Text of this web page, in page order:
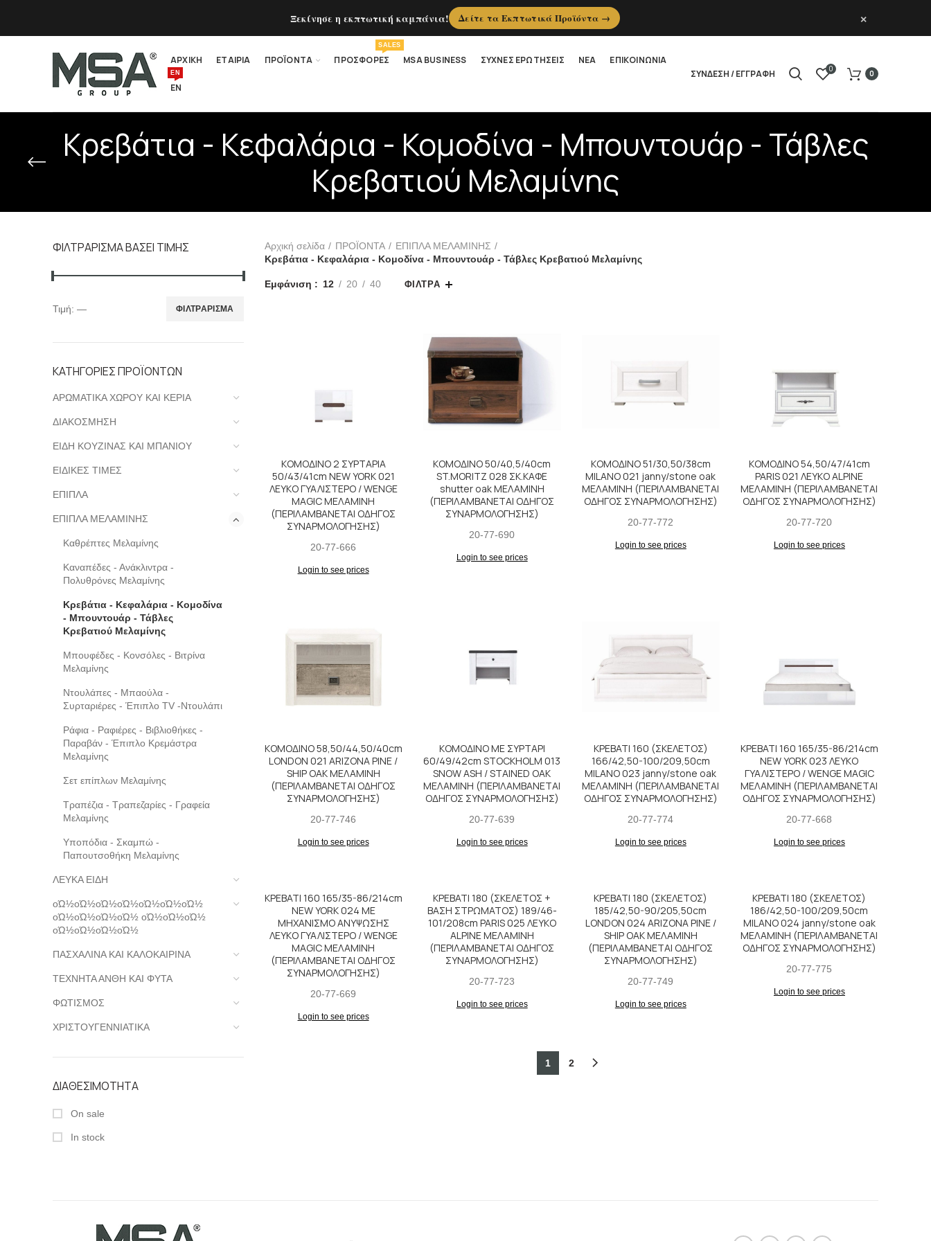
ΑΡΧΙΚΗ ΕΤΑΙΡΙΑ ΠΡΟΪΟΝΤΑ ΠΡΟΣΦΟΡΕΣ
SALES
MSA BUSINESS ΣΥΧΝΕΣ ΕΡΩΤΗΣΕΙΣ ΝΕΑ ΕΠΙΚΟΙΝΩΝΙΑ
EN
EN ΣΥΝΔΕΣΗ / ΕΓΓΡΑΦΗ 0
0
Κρεβάτια - Κεφαλάρια - Κομοδίνα - Μπουντουάρ - Τάβλες
Κρεβατιού Μελαμίνης
ΦΙΛΤΡΆΡΙΣΜΑ ΒΆΣΕΙ ΤΙΜΉΣ
ΦΙΛΤΡΆΡΙΣΜΑ
Τιμή: —
ΚΑΤΗΓΟΡΙΕΣ ΠΡΟΪΟΝΤΩΝ
ΑΡΩΜΑΤΙΚΑ ΧΩΡΟΥ ΚΑΙ ΚΕΡΙΑ
ΔΙΑΚΟΣΜΗΣΗ
ΕΙΔΗ ΚΟΥΖΙΝΑΣ ΚΑΙ ΜΠΑΝΙΟΥ
ΕΙΔΙΚΕΣ ΤΙΜΕΣ
ΕΠΙΠΛΑ
ΕΠΙΠΛΑ ΜΕΛΑΜΙΝΗΣ
Καθρέπτες Μελαμίνης
Καναπέδες - Ανάκλιντρα -
Πολυθρόνες Μελαμίνης
Κρεβάτια - Κεφαλάρια - Κομοδίνα
- Μπουντουάρ - Τάβλες
Κρεβατιού Μελαμίνης
Μπουφέδες - Κονσόλες - Βιτρίνα
Μελαμίνης
Ντουλάπες - Μπαούλα -
Συρταριέρες - Έπιπλο TV -Ντουλάπι
Ράφια - Ραφιέρες - Βιβλιοθήκες -
Παραβάν - Έπιπλο Κρεμάστρα
Μελαμίνης
Σετ επίπλων Μελαμίνης
Τραπέζια - Τραπεζαρίες - Γραφεία
Μελαμίνης
Υποπόδια - Σκαμπώ -
Παπουτσοθήκη Μελαμίνης
ΛΕΥΚΑ ΕΙΔΗ
οΏ½οΏ½οΏ½οΏ½οΏ½οΏ½οΏ½
οΏ½οΏ½οΏ½οΏ½ οΏ½οΏ½οΏ½
οΏ½οΏ½οΏ½οΏ½
ΠΑΣΧΑΛΙΝΑ ΚΑΙ ΚΑΛΟΚΑΙΡΙΝΑ
ΤΕΧΝΗΤΑ ΑΝΘΗ ΚΑΙ ΦΥΤΑ
ΦΩΤΙΣΜΟΣ
ΧΡΙΣΤΟΥΓΕΝΝΙΑΤΙΚΑ
ΔΙΑΘΕΣΙΜΟΤΗΤΑ
On sale
In stock
Αρχική σελίδα ΠΡΟΪΟΝΤΑ
ΕΠΙΠΛΑ ΜΕΛΑΜΙΝΗΣ
Κρεβάτια - Κεφαλάρια - Κομοδίνα - Μπουντουάρ - Τάβλες Κρεβατιού Μελαμίνης
Εμφάνιση 12 20 40 ΦΊΛΤΡΑ
ΚΟΜΟΔΙΝΟ 2 ΣΥΡΤΑΡΙΑ
50/43/41cm NEW YORK 021
ΛΕΥΚΟ ΓΥΑΛΙΣΤΕΡΟ / WENGE
MAGIC ΜΕΛΑΜΙΝΗ
(ΠΕΡΙΛΑΜΒΑΝΕΤΑΙ ΟΔΗΓΟΣ
ΣΥΝΑΡΜΟΛΟΓΗΣΗΣ)
20-77-666
Login to see prices
ΚΟΜΟΔΙΝΟ 50/40,5/40cm
ST.MORITZ 028 ΣΚ.ΚΑΦΕ
shutter oak ΜΕΛΑΜΙΝΗ
(ΠΕΡΙΛΑΜΒΑΝΕΤΑΙ ΟΔΗΓΟΣ
ΣΥΝΑΡΜΟΛΟΓΗΣΗΣ)
20-77-690
Login to see prices
ΚΟΜΟΔΙΝΟ 51/30,50/38cm
MILANO 021 janny/stone oak
ΜΕΛΑΜΙΝΗ (ΠΕΡΙΛΑΜΒΑΝΕΤΑΙ
ΟΔΗΓΟΣ ΣΥΝΑΡΜΟΛΟΓΗΣΗΣ)
20-77-772
Login to see prices
ΚΟΜΟΔΙΝΟ 54,50/47/41cm
PARIS 021 ΛΕΥΚΟ ALPINE
ΜΕΛΑΜΙΝΗ (ΠΕΡΙΛΑΜΒΑΝΕΤΑΙ
ΟΔΗΓΟΣ ΣΥΝΑΡΜΟΛΟΓΗΣΗΣ)
20-77-720
Login to see prices
ΚΟΜΟΔΙΝΟ 58,50/44,50/40cm
LONDON 021 ARIZONA PINE /
SHIP OAK ΜΕΛΑΜΙΝΗ
(ΠΕΡΙΛΑΜΒΑΝΕΤΑΙ ΟΔΗΓΟΣ
ΣΥΝΑΡΜΟΛΟΓΗΣΗΣ)
20-77-746
Login to see prices
ΚΟΜΟΔΙΝΟ ΜΕ ΣΥΡΤΑΡΙ
60/49/42cm STOCKHOLM 013
SNOW ASH / STAINED OAK
ΜΕΛΑΜΙΝΗ (ΠΕΡΙΛΑΜΒΑΝΕΤΑΙ
ΟΔΗΓΟΣ ΣΥΝΑΡΜΟΛΟΓΗΣΗΣ)
20-77-639
Login to see prices
ΚΡΕΒΑΤΙ 160 (ΣΚΕΛΕΤΟΣ)
166/42,50-100/209,50cm
MILANO 023 janny/stone oak
ΜΕΛΑΜΙΝΗ (ΠΕΡΙΛΑΜΒΑΝΕΤΑΙ
ΟΔΗΓΟΣ ΣΥΝΑΡΜΟΛΟΓΗΣΗΣ)
20-77-774
Login to see prices
ΚΡΕΒΑΤΙ 160 165/35-86/214cm
NEW YORK 023 ΛΕΥΚΟ
ΓΥΑΛΙΣΤΕΡΟ / WENGE MAGIC
ΜΕΛΑΜΙΝΗ (ΠΕΡΙΛΑΜΒΑΝΕΤΑΙ
ΟΔΗΓΟΣ ΣΥΝΑΡΜΟΛΟΓΗΣΗΣ)
20-77-668
Login to see prices
ΚΡΕΒΑΤΙ 160 165/35-86/214cm
NEW YORK 024 ΜΕ
ΜΗΧΑΝΙΣΜΟ ΑΝΥΨΩΣΗΣ
ΛΕΥΚΟ ΓΥΑΛΙΣΤΕΡΟ / WENGE
MAGIC ΜΕΛΑΜΙΝΗ
(ΠΕΡΙΛΑΜΒΑΝΕΤΑΙ ΟΔΗΓΟΣ
ΣΥΝΑΡΜΟΛΟΓΗΣΗΣ)
20-77-669
Login to see prices
ΚΡΕΒΑΤΙ 180 (ΣΚΕΛΕΤΟΣ +
ΒΑΣΗ ΣΤΡΩΜΑΤΟΣ) 189/46-
101/208cm PARIS 025 ΛΕΥΚΟ
ALPINE ΜΕΛΑΜΙΝΗ
(ΠΕΡΙΛΑΜΒΑΝΕΤΑΙ ΟΔΗΓΟΣ
ΣΥΝΑΡΜΟΛΟΓΗΣΗΣ)
20-77-723
Login to see prices
ΚΡΕΒΑΤΙ 180 (ΣΚΕΛΕΤΟΣ)
185/42,50-90/205,50cm
LONDON 024 ARIZONA PINE /
SHIP OAK ΜΕΛΑΜΙΝΗ
(ΠΕΡΙΛΑΜΒΑΝΕΤΑΙ ΟΔΗΓΟΣ
ΣΥΝΑΡΜΟΛΟΓΗΣΗΣ)
20-77-749
Login to see prices
ΚΡΕΒΑΤΙ 180 (ΣΚΕΛΕΤΟΣ)
186/42,50-100/209,50cm
MILANO 024 janny/stone oak
ΜΕΛΑΜΙΝΗ (ΠΕΡΙΛΑΜΒΑΝΕΤΑΙ
ΟΔΗΓΟΣ ΣΥΝΑΡΜΟΛΟΓΗΣΗΣ)
20-77-775
Login to see prices
1 2
Ξεκίνησε η εκπτωτική καμπάνια! Δείτε τα Εκπτωτικά Προϊόντα → ×